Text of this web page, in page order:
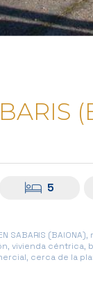
5
SABARIS
vivienda
cerca de la